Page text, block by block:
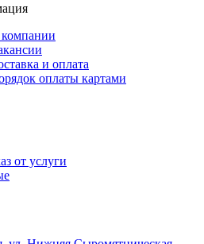
и оплата
оплаты картами
от услуги